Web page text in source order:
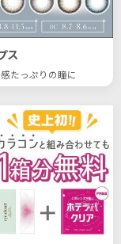
ス
たっぷりの瞳に